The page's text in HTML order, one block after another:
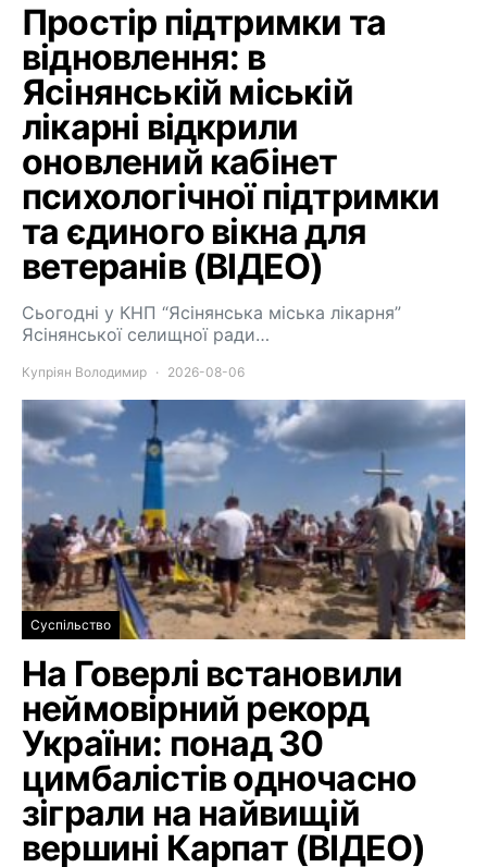
Простір підтримки та
відновлення: в
Ясінянській міській
лікарні відкрили
оновлений кабінет
психологічної підтримки
та єдиного вікна для
ветеранів (ВІДЕО)
Сьогодні у КНП “Ясінянська міська лікарня”
Ясінянської селищної ради…
Купріян Володимир 2026-08-06
Суспільство
На Говерлі встановили
неймовірний рекорд
України: понад 30
цимбалістів одночасно
зіграли на найвищій
вершині Карпат (ВІДЕО)